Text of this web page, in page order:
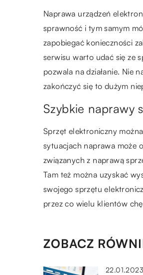
Naprawa urządzeń
sprawność i tym samym
zapobiegać konieczności
serwisu warto udać się ze
pozwala na działanie. Nie
zakończyć się to dużym
Szybkie naprawy
Sprzęt elektroniczny
sytuacjach naprawa może
związanych z naprawą
Tam też można uzyskać
swojego sprzętu
przez co wielu klientów
ZOBACZ
22.01.2023